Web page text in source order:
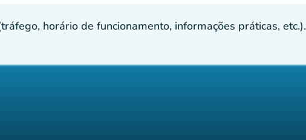
horário de funcionamento, informações práticas, etc.).